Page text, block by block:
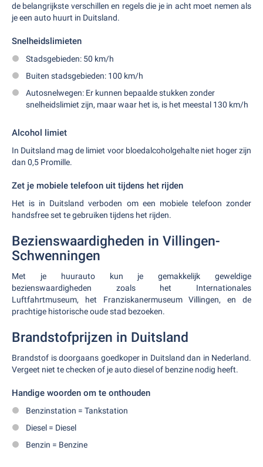
de belangrijkste verschillen en regels die je in acht moet nemen als
je een auto huurt in Duitsland.
Snelheidslimieten
Stadsgebieden: 50 km/h
Buiten stadsgebieden: 100 km/h
Autosnelwegen: Er kunnen bepaalde stukken zonder
snelheidslimiet zijn, maar waar het is, is het meestal 130 km/h
Alcohol limiet
In Duitsland mag de limiet voor bloedalcoholgehalte niet hoger zijn
dan 0,5 Promille.
Zet je mobiele telefoon uit tijdens het rijden
Het is in Duitsland verboden om een mobiele telefoon zonder
handsfree set te gebruiken tijdens het rijden.
Bezienswaardigheden in Villingen-
Schwenningen
Met je huurauto kun je gemakkelijk geweldige
bezienswaardigheden zoals het Internationales
Luftfahrtmuseum, het Franziskanermuseum Villingen, en de
prachtige historische oude stad bezoeken.
Brandstofprijzen in Duitsland
Brandstof is doorgaans goedkoper in Duitsland dan in Nederland.
Vergeet niet te checken of je auto diesel of benzine nodig heeft.
Handige woorden om te onthouden
Benzinstation = Tankstation
Diesel = Diesel
Benzin = Benzine